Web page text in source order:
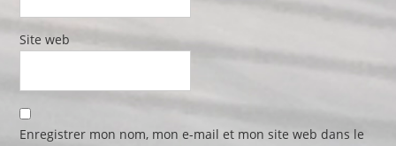
Site web
Enregistrer mon nom, mon e-mail et mon site web dans le